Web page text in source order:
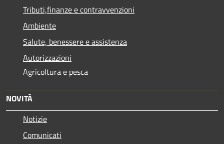
Tributi,finanze e contravvenzioni
Ambiente
Salute, benessere e assistenza
Autorizzazioni
Agricoltura e pesca
NOVITÀ
Notizie
Comunicati